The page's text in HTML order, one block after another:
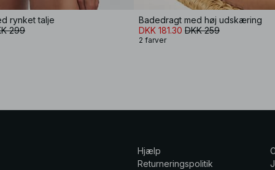
rynket talje
299
Badedragt med høj udskæring
DKK 181.30 DKK 259
2 farver
Hjælp
Returneringspolitik